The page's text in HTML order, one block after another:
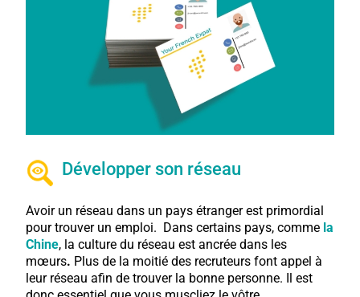
Développer son réseau
Avoir un réseau dans un pays étranger est primordial
pour trouver un emploi. Dans certains pays, comme la
Chine, la culture du réseau est ancrée dans les
mœurs. Plus de la moitié des recruteurs font appel à
leur réseau afin de trouver la bonne personne. Il est